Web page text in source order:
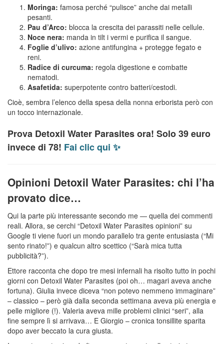
Moringa: famosa perché “pulisce” anche dai metalli
pesanti.
Pau d’Arco: blocca la crescita dei parassiti nelle cellule.
Noce nera: manda in tilt i vermi e purifica il sangue.
Foglie d’ulivo: azione antifungina + protegge fegato e
reni.
Radice di curcuma: regola digestione e combatte
nematodi.
Asafetida: superpotente contro batteri/cestodi.
Cioè, sembra l’elenco della spesa della nonna erborista però con
un tocco internazionale.
Prova Detoxil Water Parasites ora! Solo 39 euro
invece di 78! Fai clic qui ✨
Opinioni Detoxil Water Parasites: chi l’ha
provato dice…
Qui la parte più interessante secondo me — quella dei commenti
reali. Allora, se cerchi “Detoxil Water Parasites opinioni” su
Google ti viene fuori un mondo parallelo tra gente entusiasta (“Mi
sento rinato!”) e qualcun altro scettico (“Sarà mica tutta
pubblicità?”).
Ettore racconta che dopo tre mesi infernali ha risolto tutto in pochi
giorni con Detoxil Water Parasites (poi oh… magari aveva anche
fortuna). Giulia invece diceva “non potevo nemmeno immaginare”
– classico – però già dalla seconda settimana aveva più energia e
pelle migliore (!). Valeria aveva mille problemi clinici “seri”, alla
fine sempre lì si arrivava… E Giorgio – cronica tonsillite sparita
dopo aver beccato la cura giusta.